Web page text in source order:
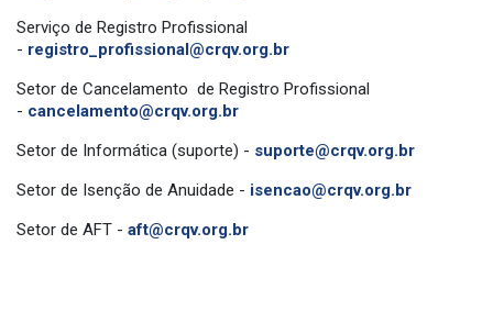
Serviço de Registro Profissional
- registro_profissional@crqv.org.br
Setor de Cancelamento de Registro Profissional
- cancelamento@crqv.org.br
Setor de Informática (suporte) - suporte@crqv.org.br
Setor de Isenção de Anuidade - isencao@crqv.org.br
Setor de AFT - aft@crqv.org.br